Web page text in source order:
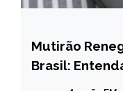
BRASIL
CAPELINHA
Mutirão
Brasil: